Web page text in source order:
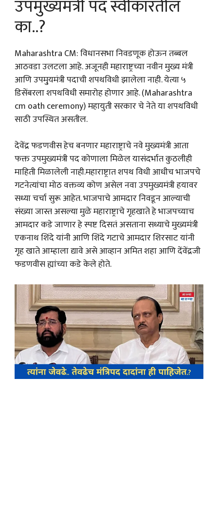
उपमुख्यमंत्री पद स्वीकारतील
का..?
Maharashtra CM: विधानसभा निवडणूक होऊन तब्बल
आठवडा उलटला आहे. अजूनही महाराष्ट्रच्या नवीन मुख्य मंत्री
आणि उपमु्यमंत्री पदाची शपथविधी झालेला नाही. येत्या ५
डिसेंबरला शपथविधी समारोह होणार आहे. (Maharashtra
cm oath ceremony) महायुती सरकार चे नेते या शपथविधी
साठी उपस्थित असतील.
देवेंद्र फडणवीस हेच बनणार महाराष्ट्राचे नवे मुख्यमंत्री आता
फक्त उपमुख्यमंत्री पद कोणाला मिळेल यासंदर्भात कुठलीही
माहिती मिळालेली नाही.महाराष्ट्रात शपथ विधी आधीच भाजपचे
गटनेत्यांचा मोठ वक्तव्य कोण असेल नवा उपमुख्यमंत्री हयावर
सध्या चर्चा सुरू आहेत. भाजपाचे आमदार निवडून आल्याची
संख्या जास्त असल्या मुळे महाराष्ट्राचे गृहखाते हे भाजपच्याच
आमदार कडे जाणार हे स्पष्ट दिसतं असताना सध्याचे मुख्यमंत्री
एकनाथ शिंदे यांनी आणि शिंदे गटाचे आमदार शिरसाट यांनी
गृह खाते आम्हाला द्यावे असे आव्हान अमित शहा आणि देंवेंद्रजी
फडणवीस ह्यांच्या कडे केले होते.